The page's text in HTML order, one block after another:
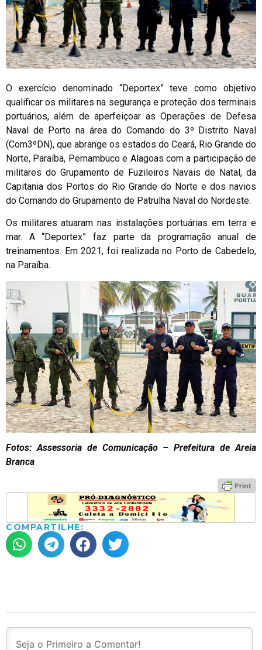
O exercício denominado “Deportex” teve como objetivo
qualificar os militares na segurança e proteção dos terminais
portuários, além de aperfeiçoar as Operações de Defesa
Naval de Porto na área do Comando do 3º Distrito Naval
(Com3ºDN), que abrange os estados do Ceará, Rio Grande do
Norte, Paraíba, Pernambuco e Alagoas com a participação de
militares do Grupamento de Fuzileiros Navais de Natal, da
Capitania dos Portos do Rio Grande do Norte e dos navios
do Comando do Grupamento de Patrulha Naval do Nordeste.
Os militares atuaram nas instalações portuárias em terra e
mar. A “Deportex” faz parte da programação anual de
treinamentos. Em 2021, foi realizada no Porto de Cabedelo,
na Paraíba.
Fotos: Assessoria de Comunicação – Prefeitura de Areia
Branca
COMPARTILHE: